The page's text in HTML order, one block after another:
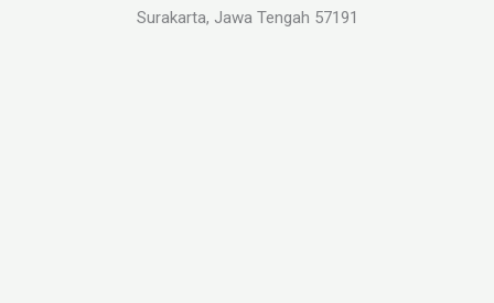
Surakarta, Jawa Tengah 57191